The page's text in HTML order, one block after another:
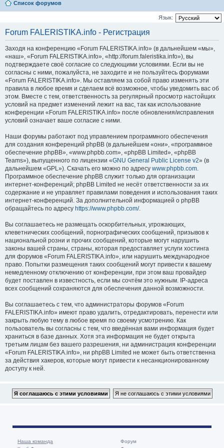
Список форумов
Язык:
Forum FALERISTIKA.info - Регистрация
Заходя на конференцию «Forum FALERISTIKA.info» (в дальнейшем «мы»,
«наш», «Forum FALERISTIKA.info», «http://forum.faleristika.info»), вы
подтверждаете своё согласие со следующими условиями. Если вы не
согласны с ними, пожалуйста, не заходите и не пользуйтесь форумами
«Forum FALERISTIKA.info». Мы оставляем за собой право изменять эти
правила в любое время и сделаем всё возможное, чтобы уведомить вас об
этом. Вместе с тем, ответственность за регулярный просмотр настойщих
условий на предмет изменений лежит на вас, так как использование
конференции «Forum FALERISTIKA.info» после обновления/исправления
условий означает ваше согласие с ними.
Наши форумы работают под управлением программного обеспечения
для создания конференций phpBB (в дальнейшем «они», «программное
обеспечение phpBB», «www.phpbb.com», «phpBB Limited», «phpBB
Teams»), выпущенного по лицензии «GNU General Public License v2» (в
дальнейшем «GPL»). Скачать его можно по адресу www.phpbb.com.
Программное обеспечение phpBB служит только для организации
интернет-конференций; phpBB Limited не несёт ответственности за их
содержание и не управляет правилами поведения и использования таких
интернет-конференций. За дополнительной информацией о phpBB
обращайтесь по адресу https://www.phpbb.com/.
Вы соглашаетесь не размещать оскорбительных, угрожающих,
клеветнических сообщений, порнографических сообщений, призывов к
национальной розни и прочих сообщений, которые могут нарушить
законы вашей страны, страны, которая предоставляет услуги хостинга
для форумов «Forum FALERISTIKA.info», или нарушить международное
право. Попытки размещения таких сообщений могут привести к вашему
немедленному отключению от конференции, при этом ваш провайдер
будет поставлен в известность, если мы сочтём это нужным. IP-адреса
всех сообщений сохраняются для обеспечения данной возможности.
Вы соглашаетесь с тем, что администраторы форумов «Forum
FALERISTIKA.info» имеют право удалить, отредактировать, перенести или
закрыть любую тему в любое время по своему усмотрению. Как
пользователь вы согласны с тем, что введённая вами информация будет
храниться в базе данных. Хотя эта информация не будет открыта
третьим лицам без вашего разрешения, ни администрация конференции
«Forum FALERISTIKA.info», ни phpBB Limited не может быть ответственна
за действия хакеров, которые могут привести к несанкционированному
доступу к ней.
Наша команда
Форум